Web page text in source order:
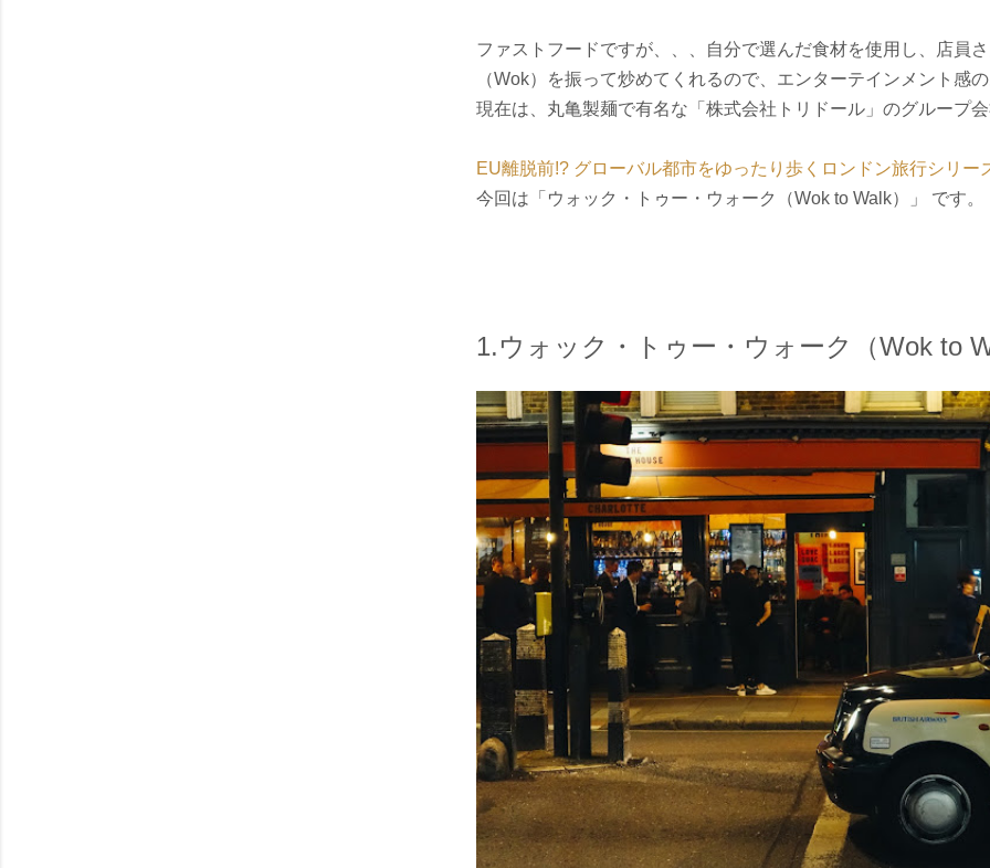
ファストフードですが、、、自分で選んだ食材を使用し、店員
（Wok）を振って炒めてくれるので、エンターテインメント感
現在は、丸亀製麺で有名な「株式会社トリドール」のグループ
EU離脱前!? グローバル都市をゆったり歩くロンドン旅行シリー
今回は「ウォック・トゥー・ウォーク（Wok to Walk）」 です。
1.ウォック・トゥー・ウォーク（Wok to